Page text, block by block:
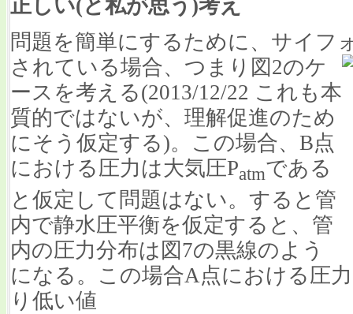
正しい(と私が思う)考え
問題を簡単にするために、サイフ
されている場合、つまり図2のケ
ースを考える(2013/12/22 これも本
質的ではないが、理解促進のため
にそう仮定する)。この場合、B点
における圧力は大気圧Patmである
と仮定して問題はない。すると管
内で静水圧平衡を仮定すると、管
内の圧力分布は図7の黒線のよう
になる。この場合A点における圧
り低い値